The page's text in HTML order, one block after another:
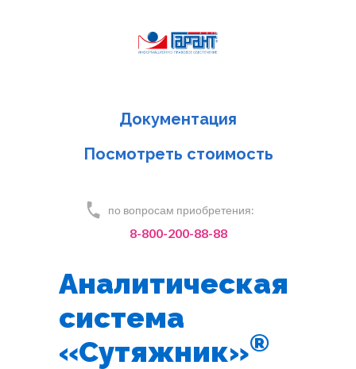
Документация
Посмотреть стоимость
по вопросам приобретения:
Аналитическая
система
«Сутяжник»®
8-800-200-88-88